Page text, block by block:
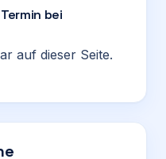
bei
auf dieser Seite.